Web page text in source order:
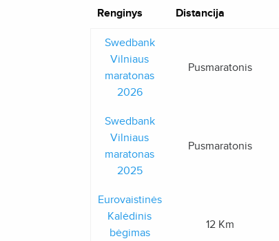
Renginys Distancija
Swedbank
Vilniaus
maratonas
2026
Pusmaratonis
Swedbank
Vilniaus
maratonas
2025
Pusmaratonis
Eurovaistinės
Kalėdinis
bėgimas
12 Km